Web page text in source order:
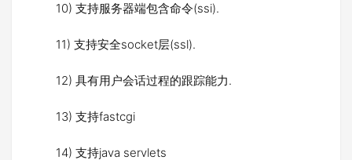
10) 支持服务器端包含命令(ssi).
11) 支持安全socket层(ssl).
12) 具有用户会话过程的跟踪能力.
13) 支持fastcgi
14) 支持java servlets